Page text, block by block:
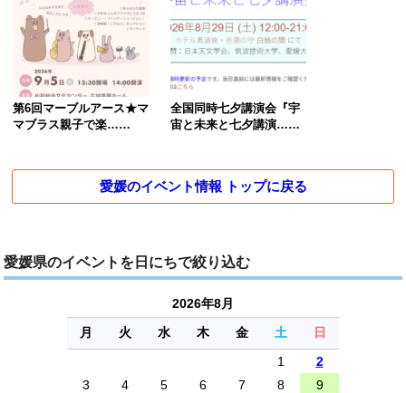
第6回マーブルアース★マ
マブラス親子で楽……
全国同時七夕講演会『宇
宙と未来と七夕講演……
愛媛のイベント情報 トップに戻る
愛媛県のイベントを日にちで絞り込む
2026年8月
月
火 水 木 金 土 日
1
2
3
4 5 6 7 8
9